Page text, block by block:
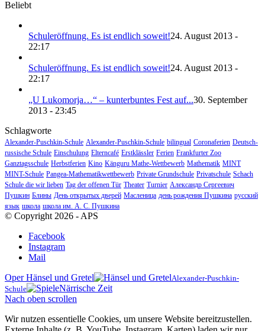
Beliebt
Schuleröffnung. Es ist endlich soweit!24. August 2013 -
22:17
Schuleröffnung. Es ist endlich soweit!24. August 2013 -
22:17
„U Lukomorja…“ – kunterbuntes Fest auf...30. September
2013 - 23:45
Schlagworte
Alexander-Puschkin-Schule Alexander-Puschkin-Schule bilingual Coronaferien Deutsch-
russische Schule Einschulung Elterncafé Erstklässler Ferien Frankfurter Zoo
Ganztagsschule Herbstferien Kino Känguru Mathe-Wettbewerb Mathematik MINT
MINT-Schule Pangea-Mathematikwettbewerb Private Grundschule Privatschule Schach
Schule die wir lieben Tag der offenen Tür Theater Turnier Александр Сергеевич
Пушкин Блины День открытых дверей Масленица день рождения Пушкина русский
язык школа школа им. А. С. Пушкина
© Copyright 2026 - APS
Facebook
Instagram
Mail
Oper Hänsel und Gretel
Alexander-Puschkin-
Schule
Närrische Zeit
Nach oben scrollen
Wir nutzen essentielle Cookies, um unsere Website bereitzustellen.